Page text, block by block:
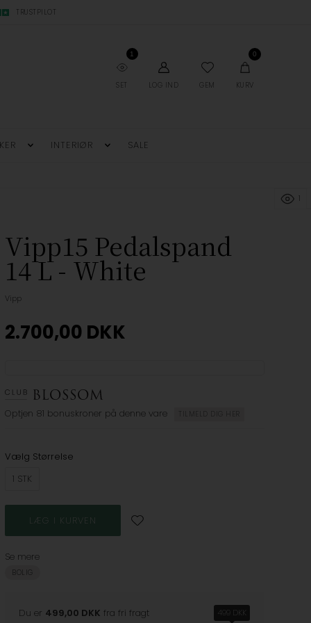
TRUSTPILOT
SET
1
LOG IND GEM
0
KURV
INTERIØR SALE
Vipp15 Pedalspand
14 L - White
Vipp
2.700,00 DKK
Optjen 81 bonuskroner på denne vare TILMELD DIG HER
Vælg Størrelse
1 STK
Se mere
BOLIG
Du er 499,00 DKK fra fri fragt 499 DKK
1